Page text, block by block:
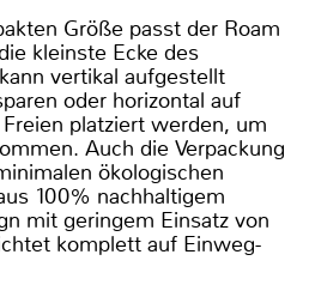
Größe passt der Roam
kleinste Ecke des
vertikal aufgestellt
oder horizontal auf
platziert werden, um
Auch die Verpackung
ökologischen
100% nachhaltigem
mit geringem Einsatz von
komplett auf Einweg-